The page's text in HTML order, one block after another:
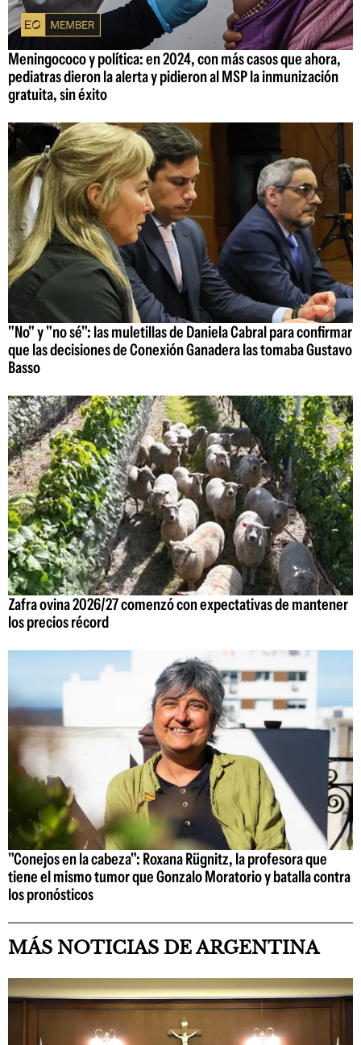
Meningococo y política: en 2024, con más casos que ahora,
pediatras dieron la alerta y pidieron al MSP la inmunización
gratuita, sin éxito
"No" y "no sé": las muletillas de Daniela Cabral para confirmar
que las decisiones de Conexión Ganadera las tomaba Gustavo
Basso
Zafra ovina 2026/27 comenzó con expectativas de mantener
los precios récord
"Conejos en la cabeza": Roxana Rügnitz, la profesora que
tiene el mismo tumor que Gonzalo Moratorio y batalla contra
los pronósticos
MÁS NOTICIAS DE ARGENTINA